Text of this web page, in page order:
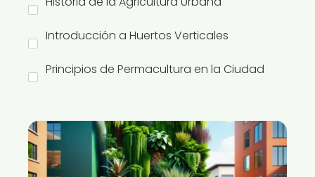
Introducción a Huertos Verticales
Principios de Permacultura en la Ciudad